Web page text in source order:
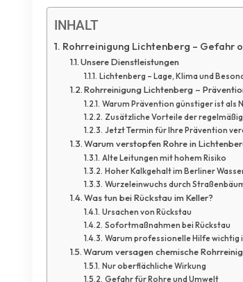
INHALT
Rohrreinigung Lichtenberg – Gefahr
Unsere Dienstleistungen
Lichtenberg – Lage, Klima und
Rohrreinigung Lichtenberg –
Warum Prävention günstiger ist als
Zusätzliche Vorteile der
Jetzt Termin für Ihre Prävention
Warum verstopfen Rohre in
Alte Leitungen mit hohem Risiko
Hoher Kalkgehalt im Berliner
Wurzeleinwuchs durch
Was tun bei Rückstau im Keller?
Ursachen von Rückstau
Sofortmaßnahmen bei Rückstau
Warum professionelle Hilfe wichtig
Warum versagen chemische
Nur oberflächliche Wirkung
Gefahr für Rohre und Umwelt